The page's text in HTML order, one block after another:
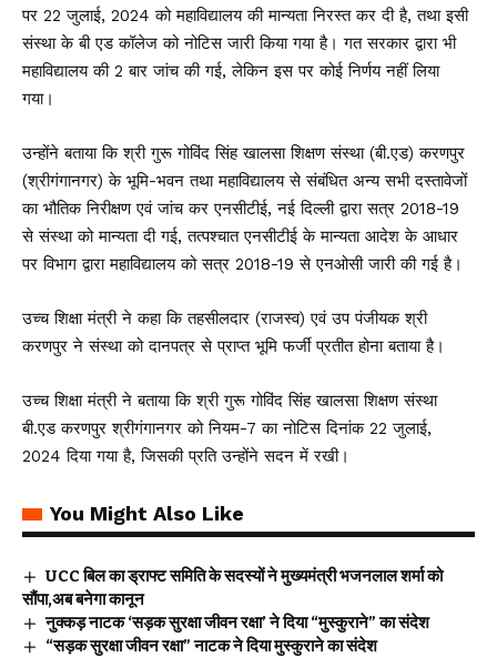
पर 22 जुलाई, 2024 को महाविद्यालय की मान्यता निरस्त कर दी है, तथा इसी
संस्था के बी एड कॉलेज को नोटिस जारी किया गया है। गत सरकार द्वारा भी
महाविद्यालय की 2 बार जांच की गई, लेकिन इस पर कोई निर्णय नहीं लिया
गया।
उन्होंने बताया कि श्री गुरू गोविंद सिंह खालसा शिक्षण संस्था (बी.एड) करणपुर
(श्रीगंगानगर) के भूमि-भवन तथा महाविद्यालय से संबंधित अन्य सभी दस्तावेजों
का भौतिक निरीक्षण एवं जांच कर एनसीटीई, नई दिल्ली द्वारा सत्र 2018-19
से संस्था को मान्यता दी गई, तत्पश्चात एनसीटीई के मान्यता आदेश के आधार
पर विभाग द्वारा महाविद्यालय को सत्र 2018-19 से एनओसी जारी की गई है।
उच्च शिक्षा मंत्री ने कहा कि तहसीलदार (राजस्व) एवं उप पंजीयक श्री
करणपुर ने संस्था को दानपत्र से प्राप्त भूमि फर्जी प्रतीत होना बताया है।
उच्च शिक्षा मंत्री ने बताया कि श्री गुरू गोविंद सिंह खालसा शिक्षण संस्था
बी.एड करणपुर श्रीगंगानगर को नियम-7 का नोटिस दिनांक 22 जुलाई,
2024 दिया गया है, जिसकी प्रति उन्होंने सदन में रखी।
You Might Also Like
UCC बिल का ड्राफ्ट समिति के सदस्यों ने मुख्यमंत्री भजनलाल शर्मा को
सौंपा,अब बनेगा कानून
नुक्कड़ नाटक ‘सड़क सुरक्षा जीवन रक्षा’ ने दिया “मुस्कुराने” का संदेश
“सड़क सुरक्षा जीवन रक्षा” नाटक ने दिया मुस्कुराने का संदेश